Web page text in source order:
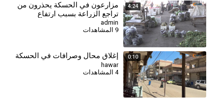
4:24
⁣مزارعون في الحسكة يحذرون من
تراجع الزراعة بسبب ارتفاع
التكاليف وأزمة العملة
admin
9 المشاهدات
0:10 إغلاق محال وصرافات في الحسكة
hawar
4 المشاهدات